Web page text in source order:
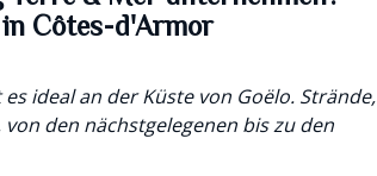
Côtes-d'Armor
ideal an der Küste von Goëlo. Strände,
den nächstgelegenen bis zu den